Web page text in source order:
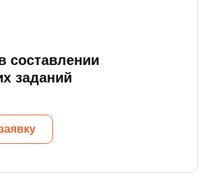
составлении
заданий